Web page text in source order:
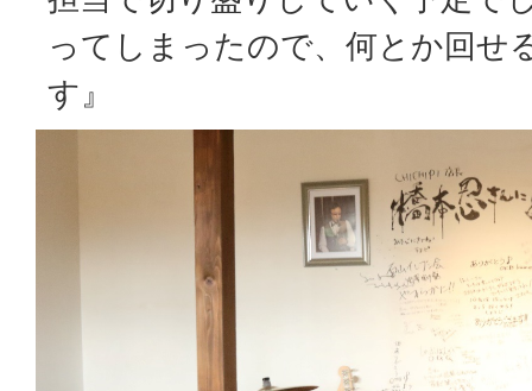
ってしまったので、何とか回せ
す』